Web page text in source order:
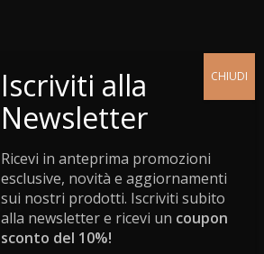
Ricevi in anteprima promozioni
esclusive, novità e aggiornamenti
sui nostri prodotti. Iscriviti subito
alla newsletter e ricevi un coupon
sconto del 10%!